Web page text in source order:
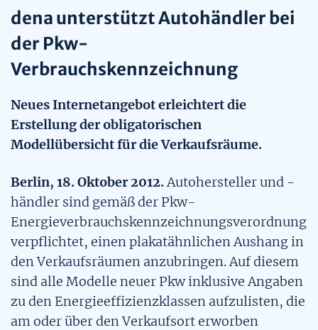
Übersicht
Pkw-Label im Detail
Verbraucherinnen und Verbraucher
Handel und Hersteller
Die WLTP-Verbrauchsmessung
Tools
Pkw-Aushang erstellen
Pkw-Label erstellen
Alternative Antriebe
Übersicht
Elektrofahrzeuge (BEV)
Brennstoffzellenautos (FCEV)
Hybride
Gasfahrzeuge
Tool: Vergleich Alternative Antriebe
Weitere Themen
Mobilitätsangebote
Tool: CO₂-Rechner
Tool: Mobilitäts-Quartett
Stories
Übersicht
Publikationen
Downloads & Materialien
Alle Tools
Übersicht
Pkw Energie Check
Pkw Label erstellen
dena unterstützt Autohändler bei
der Pkw-
Verbrauchskennzeichnung
Neues Internetangebot erleichtert die
Erstellung der obligatorischen
Modellübersicht für die Verkaufsräume.
Berlin, 18. Oktober 2012.Autohersteller und -
händler sind gemäß der Pkw-
Energieverbrauchskennzeichnungsverordnung
verpflichtet, einen plakatähnlichen Aushang in
den Verkaufsräumen anzubringen. Auf diesem
sind alle Modelle neuer Pkw inklusive Angaben
zu den Energieeffizienzklassen aufzulisten, die
am oder über den Verkaufsort erworben